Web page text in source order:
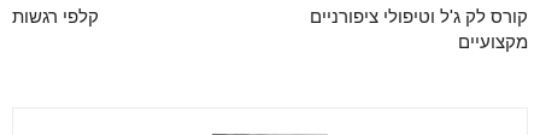
קורס לק ג'ל וטיפולי ציפורניים
מקצועיים
קלפי רגשות